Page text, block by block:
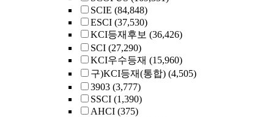
SCIE (84,848)
ESCI (37,530)
KCI등재후보 (36,426)
SCI (27,290)
KCI우수등재 (15,960)
구)KCI등재(통합) (4,505)
3903 (3,777)
SSCI (1,390)
AHCI (375)